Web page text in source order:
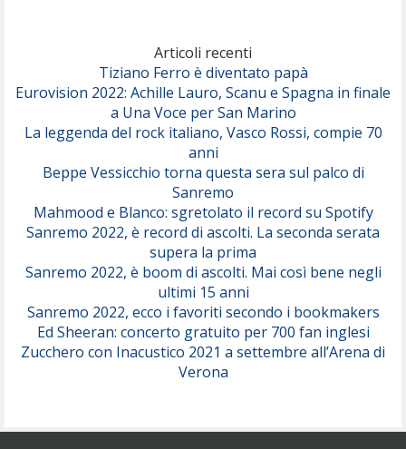
Serenamente
Articoli recenti
Tiziano Ferro è diventato papà
Eurovision 2022: Achille Lauro, Scanu e Spagna in finale
a Una Voce per San Marino
La leggenda del rock italiano, Vasco Rossi, compie 70
anni
Beppe Vessicchio torna questa sera sul palco di
Sanremo
Mahmood e Blanco: sgretolato il record su Spotify
Sanremo 2022, è record di ascolti. La seconda serata
supera la prima
Sanremo 2022, è boom di ascolti. Mai così bene negli
ultimi 15 anni
Sanremo 2022, ecco i favoriti secondo i bookmakers
Ed Sheeran: concerto gratuito per 700 fan inglesi
Zucchero con Inacustico 2021 a settembre all’Arena di
Verona